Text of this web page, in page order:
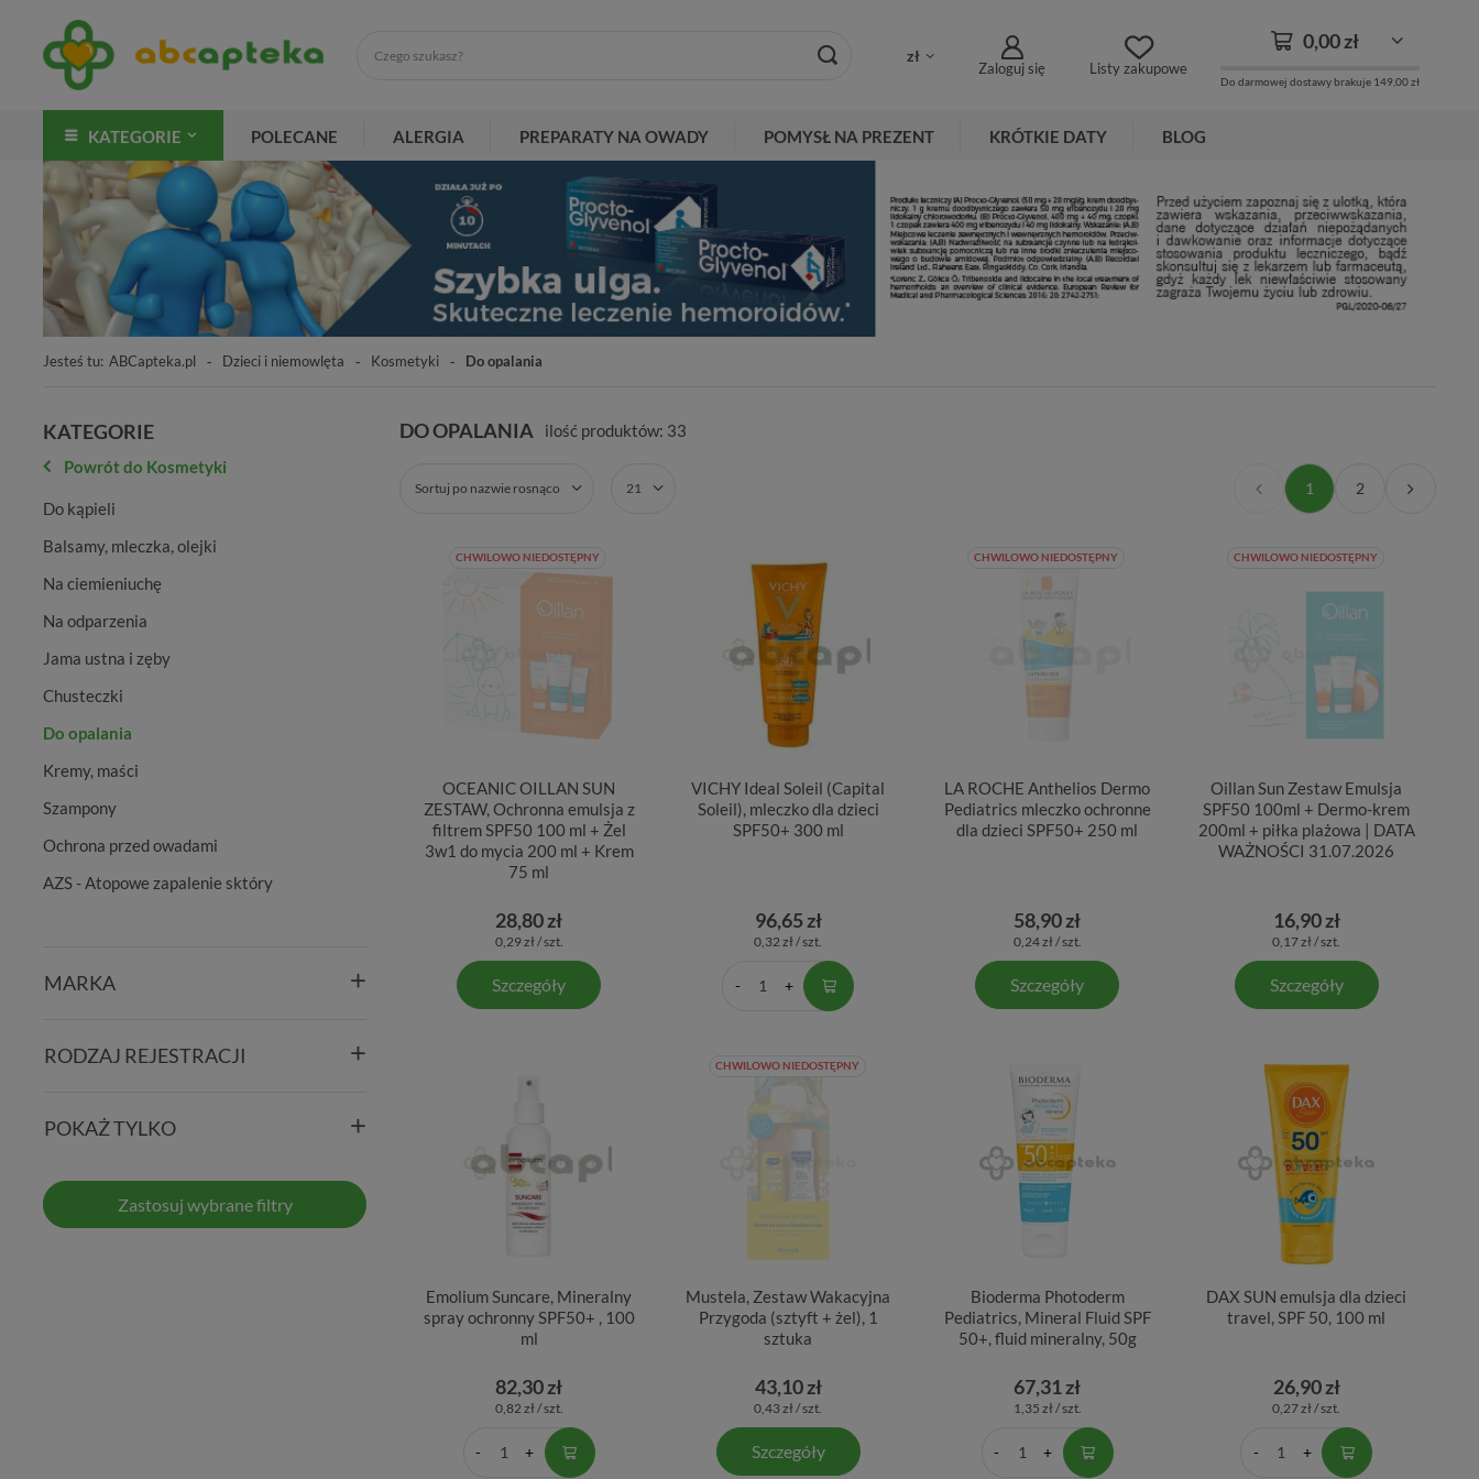
zł
Zaloguj się Listy zakupowe
0,00 zł
Do darmowej dostawy brakuje 149,00 zł
KATEGORIE POLECANE ALERGIA PREPARATY NA OWADY POMYSŁ NA PREZENT KRÓTKIE DATY BLOG
Jesteś tu: ABCapteka.pl Dzieci i niemowlęta Kosmetyki Do opalania
KATEGORIE
Powrót do Kosmetyki
Do kąpieli
Balsamy, mleczka, olejki
Na ciemieniuchę
Na odparzenia
Jama ustna i zęby
Chusteczki
Do opalania
Kremy, maści
Szampony
Ochrona przed owadami
AZS - Atopowe zapalenie sktóry
MARKA
RODZAJ REJESTRACJI
POKAŻ TYLKO
Zastosuj wybrane filtry
DO OPALANIA ilość produktów: 33
Sortuj po nazwie rosnąco 21 1 2
CHWILOWO NIEDOSTĘPNY
OCEANIC OILLAN SUN
ZESTAW, Ochronna emulsja z
filtrem SPF50 100 ml + Żel
3w1 do mycia 200 ml + Krem
75 ml
28,80 zł
0,29 zł / szt.
Szczegóły
VICHY Ideal Soleil (Capital
Soleil), mleczko dla dzieci
SPF50+ 300 ml
96,65 zł
0,32 zł / szt.
CHWILOWO NIEDOSTĘPNY
LA ROCHE Anthelios Dermo
Pediatrics mleczko ochronne
dla dzieci SPF50+ 250 ml
58,90 zł
0,24 zł / szt.
Szczegóły
CHWILOWO NIEDOSTĘPNY
Oillan Sun Zestaw Emulsja
SPF50 100ml + Dermo-krem
200ml + piłka plażowa | DATA
WAŻNOŚCI 31.07.2026
16,90 zł
0,17 zł / szt.
Szczegóły
Emolium Suncare, Mineralny
spray ochronny SPF50+ , 100
ml
82,30 zł
0,82 zł / szt.
CHWILOWO NIEDOSTĘPNY
Mustela, Zestaw Wakacyjna
Przygoda (sztyft + żel), 1
sztuka
43,10 zł
0,43 zł / szt.
Szczegóły
Bioderma Photoderm
Pediatrics, Mineral Fluid SPF
50+, fluid mineralny, 50g
67,31 zł
1,35 zł / szt.
DAX SUN emulsja dla dzieci
travel, SPF 50, 100 ml
26,90 zł
0,27 zł / szt.